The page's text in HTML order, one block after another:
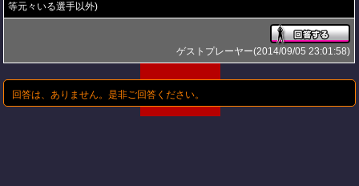
等元々いる選手以外)
ゲストプレーヤー(2014/09/05 23:01:58)
回答は、ありません。是非ご回答ください。